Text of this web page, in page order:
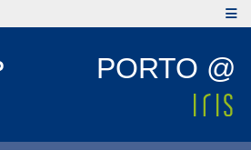
PORTO @